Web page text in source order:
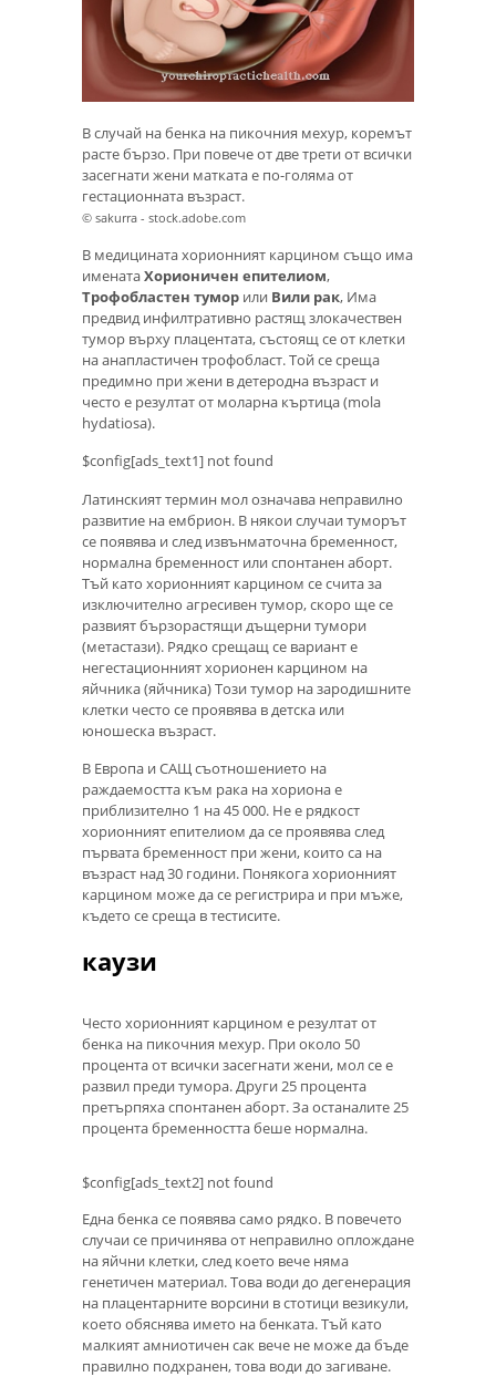
В случай на бенка на пикочния мехур, коремът
расте бързо. При повече от две трети от всички
засегнати жени матката е по-голяма от
гестационната възраст.
© sakurra - stock.adobe.com
В медицината хорионният карцином също има
именатаХорионичен епителиом,
Трофобластен тумор или Вили рак, Има
предвид инфилтративно растящ злокачествен
тумор върху плацентата, състоящ се от клетки
на анапластичен трофобласт. Той се среща
предимно при жени в детеродна възраст и
често е резултат от моларна къртица (mola
hydatiosa).
$config[ads_text1] not found
Латинският термин мол означава неправилно
развитие на ембрион. В някои случаи туморът
се появява и след извънматочна бременност,
нормална бременност или спонтанен аборт.
Тъй като хорионният карцином се счита за
изключително агресивен тумор, скоро ще се
развият бързорастящи дъщерни тумори
(метастази). Рядко срещащ се вариант е
негестационният хорионен карцином на
яйчника (яйчника) Този тумор на зародишните
клетки често се проявява в детска или
юношеска възраст.
В Европа и САЩ съотношението на
раждаемостта към рака на хориона е
приблизително 1 на 45 000. Не е рядкост
хорионният епителиом да се проявява след
първата бременност при жени, които са на
възраст над 30 години. Понякога хорионният
карцином може да се регистрира и при мъже,
където се среща в тестисите.
каузи
Често хорионният карцином е резултат от
бенка на пикочния мехур. При около 50
процента от всички засегнати жени, мол се е
развил преди тумора. Други 25 процента
претърпяха спонтанен аборт. За останалите 25
процента бременността беше нормална.
$config[ads_text2] not found
Една бенка се появява само рядко. В повечето
случаи се причинява от неправилно оплождане
на яйчни клетки, след което вече няма
генетичен материал. Това води до дегенерация
на плацентарните ворсини в стотици везикули,
което обяснява името на бенката. Тъй като
малкият амниотичен сак вече не може да бъде
правилно подхранен, това води до загиване.